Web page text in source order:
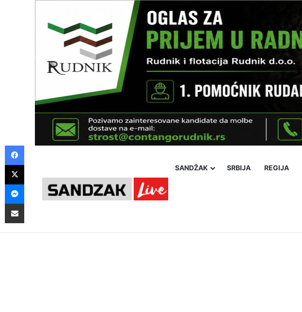
SANDŽAK SRBIJA REGIJA
Friday, 7 August 2026 Politika
Facebook
X
Messenger
Pošalji preko E-Maila